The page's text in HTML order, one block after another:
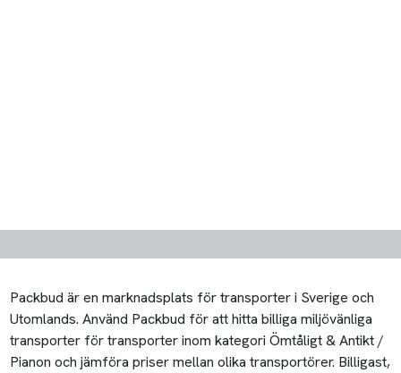
Packbud är en marknadsplats för transporter i Sverige och
Utomlands. Använd Packbud för att hitta billiga miljövänliga
transporter för transporter inom kategori Ömtåligt & Antikt /
Pianon och jämföra priser mellan olika transportörer. Billigast,